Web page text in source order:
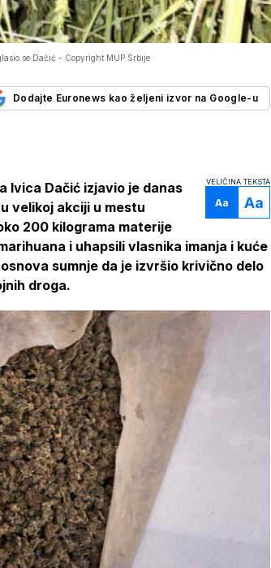
se Dačić - Copyright MUP Srbije
Dodajte Euronews kao željeni izvor na Google-u
VELIČINA TEKSTA
Aa Aa
Ivica Dačić izjavio je danas
velikoj akciji u mestu
200 kilograma materije
i uhapsili vlasnika imanja i kuće
sumnje da je izvršio krivično delo
droga.